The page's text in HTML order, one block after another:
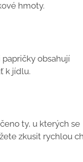
hmoty.
obsahují
k jídlu.
ty, u kterých se
zkusit rychlou